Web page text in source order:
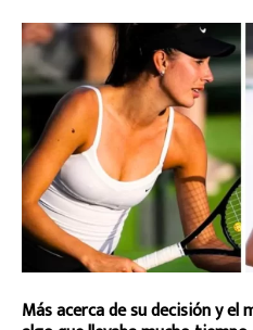
Más acerca de su decisión y el